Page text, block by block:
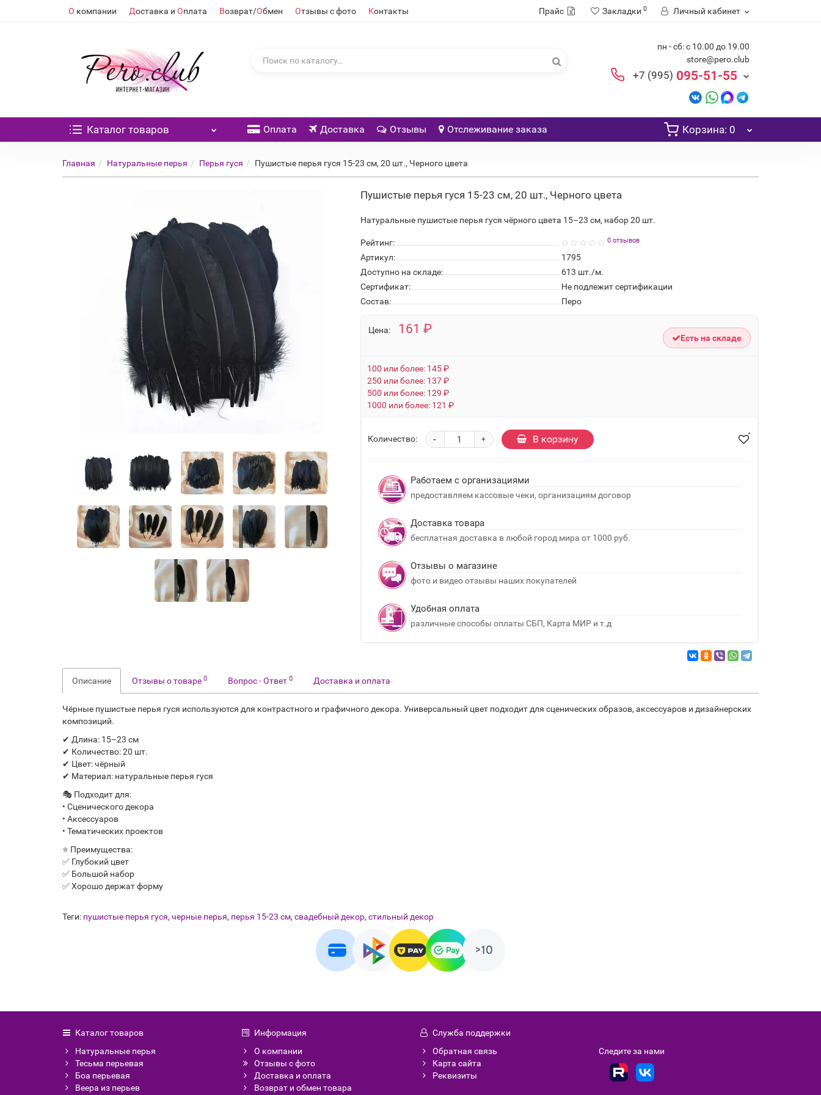
О компании Доставка и Оплата Возврат/Обмен Отзывы с фото Контакты Прайс Закладки 0 Личный кабинет
пн - сб: с 10.00 до 19.00
store@pero.club
+7 (995) 095-51-55
Каталог товаров Оплата Доставка Отзывы Отслеживание заказа Корзина: 0
Главная Натуральные перья Перья гуся Пушистые перья гуся 15-23 см, 20 шт., Черного цвета
Пушистые перья гуся 15-23 см, 20 шт., Черного цвета
Натуральные пушистые перья гуся чёрного цвета 15–23 см, набор 20 шт.
Рейтинг: 0 отзывов
Артикул:
1795
Доступно на складе:
613 шт./м.
Сертификат:
Не подлежит сертификации
Состав:
Перо
Цена: 161 ₽
Есть на складе
100 или более: 145 ₽
250 или более: 137 ₽
500 или более: 129 ₽
1000 или более: 121 ₽
Количество: +
- В корзину
Работаем с организациями
предоставляем кассовые чеки, организациям договор
Доставка товара
бесплатная доставка в любой город мира от 1000 руб.
Отзывы о магазине
фото и видео отзывы наших покупателей
Удобная оплата
различные способы оплаты СБП, Карта МИР и т.д
Описание Отзывы о товаре 0 Вопрос - Ответ 0 Доставка и оплата
Чёрные пушистые перья гуся используются для контрастного и графичного декора. Универсальный цвет подходит для сценических образов, аксессуаров и дизайнерских
композиций.
✔ Длина: 15–23 см
✔ Количество: 20 шт.
✔ Цвет: чёрный
✔ Материал: натуральные перья гуся
🎭 Подходит для:
• Сценического декора
• Аксессуаров
• Тематических проектов
⭐ Преимущества:
✅ Глубокий цвет
✅ Большой набор
✅ Хорошо держат форму
Теги: пушистые перья гуся, черные перья, перья 15-23 см, свадебный декор, стильный декор
Каталог товаров
Натуральные перья
Тесьма перьевая
Боа перьевая
Веера из перьев
Информация
О компании
Отзывы с фото
Доставка и оплата
Возврат и обмен товара
Служба поддержки
Обратная связь
Карта сайта
Реквизиты
Следите за нами